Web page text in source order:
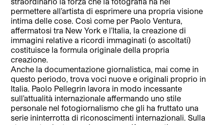
permettere all’artista di esprimere una propria visione
intima delle cose. Così come per Paolo Ventura,
affermatosi tra New York e l’Italia, la creazione di
immagini relative a ricordi immaginati (o ascoltati)
costituisce la formula originale della propria
creazione.
Anche la documentazione giornalistica, mai come in
questo periodo, trova voci nuove e originali proprio in
Italia. Paolo Pellegrin lavora in modo incessante
sull’attualità internazionale affermando uno stile
personale nel fotogiornalismo che gli ha fruttato una
serie ininterrotta di riconoscimenti internazionali. Sulla